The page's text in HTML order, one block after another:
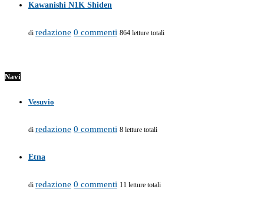
Kawanishi N1K Shiden
di redazione 0 commenti 864 letture totali
Navi
Vesuvio
di redazione 0 commenti 8 letture totali
Etna
di redazione 0 commenti 11 letture totali